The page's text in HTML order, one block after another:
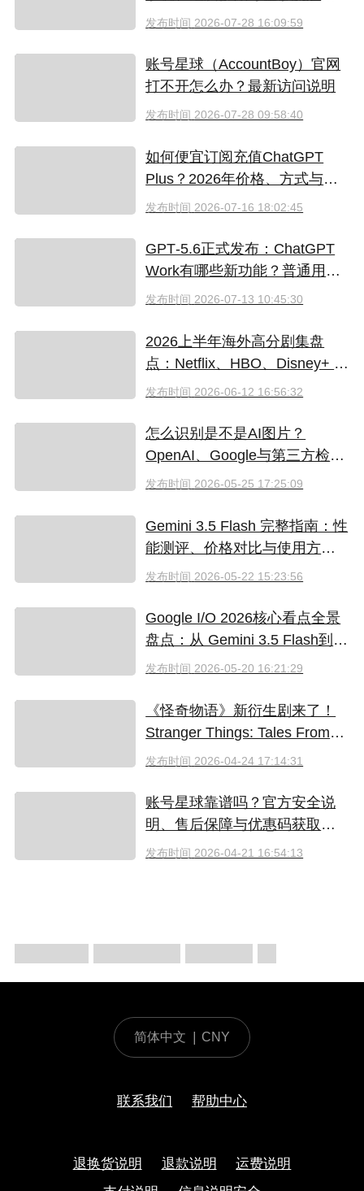
指南
发布时间 2026-07-28 16:09:59
账号星球（AccountBoy）官网
打不开怎么办？最新访问说明
发布时间 2026-07-28 09:58:40
如何便宜订阅充值ChatGPT
Plus？2026年价格、方式与避
坑指南
发布时间 2026-07-16 18:02:45
GPT‑5.6正式发布：ChatGPT
Work有哪些新功能？普通用户
值得升级吗
发布时间 2026-07-13 10:45:30
2026上半年海外高分剧集盘
点：Netflix、HBO、Disney+ 哪
些爆款必追？（附国内超划算
发布时间 2026-06-12 16:56:32
怎么识别是不是AI图片？
OpenAI、Google与第三方检测
工具对比
发布时间 2026-05-25 17:25:09
Gemini 3.5 Flash 完整指南：性
能测评、价格对比与使用方法
（2026）
发布时间 2026-05-22 15:23:56
Google I/O 2026核心看点全景
盘点：从 Gemini 3.5 Flash到全
新AI智能体生态
发布时间 2026-05-20 16:21:29
《怪奇物语》新衍生剧来了！
Stranger Things: Tales From
'85 好看吗？附奈飞拼车低价观
发布时间 2026-04-24 17:14:31
账号星球靠谱吗？官方安全说
明、售后保障与优惠码获取指
南（2026）
发布时间 2026-04-21 16:54:13
简体中文 CNY
联系我们 帮助中心
退换货说明 退款说明
运费说明